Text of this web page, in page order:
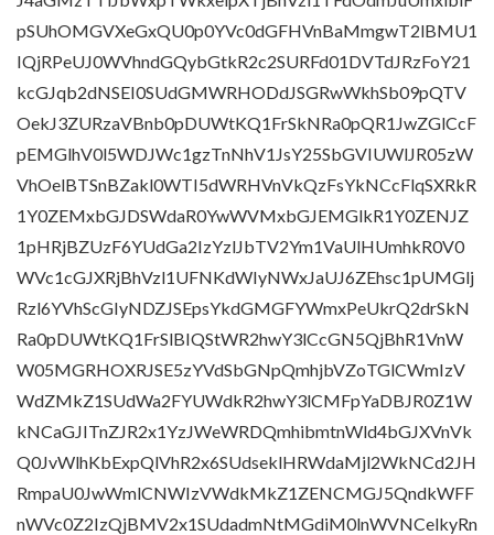
pSUhOMGVXeGxQU0p0YVc0dGFHVnBaMmgwT2lBMU1
IQjRPeUJ0WVhndGQybGtkR2c2SURFd01DVTdJRzFoY21
kcGJqb2dNSEI0SUdGMWRHODdJSGRwWkhSb09pQTV
OekJ3ZURzaVBnb0pDUWtKQ1FrSkNRa0pQR1JwZGlCcF
pEMGlhV0l5WDJWc1gzTnNhV1JsY25SbGVIUWlJR05zW
VhOelBTSnBZakl0WTI5dWRHVnVkQzFsYkNCcFlqSXRkR
1Y0ZEMxbGJDSWdaR0YwWVMxbGJEMGlkR1Y0ZENJZ
1pHRjBZUzF6YUdGa2IzYzlJbTV2Ym1VaUlHUmhkR0V0
WVc1cGJXRjBhVzl1UFNKdWIyNWxJaUJ6ZEhsc1pUMGlj
Rzl6YVhScGIyNDZJSEpsYkdGMGFYWmxPeUkrQ2drSkN
Ra0pDUWtKQ1FrSlBIQStWR2hwY3lCcGN5QjBhR1VnW
W05MGRHOXRJSE5zYVdSbGNpQmhjbVZoTGlCWmIzV
WdZMkZ1SUdWa2FYUWdkR2hwY3lCMFpYaDBJR0Z1W
kNCaGJITnZJR2x1YzJWeWRDQmhibmtnWld4bGJXVnVk
Q0JvWlhKbExpQlVhR2x6SUdseklHRWdaMjl2WkNCd2JH
RmpaU0JwWmlCNWIzVWdkMkZ1ZENCMGJ5QndkWFF
nWVc0Z2IzQjBMV2x1SUdadmNtMGdiM0lnWVNCelkyRn